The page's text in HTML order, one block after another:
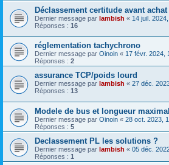
Déclassement certitude avant achat
Dernier message par lambish « 14 juil.
Réponses : 16
réglementation tachychrono
Dernier message par Oinoin « 17 févr. 2024,
Réponses : 2
assurance TCP/poids lourd
Dernier message par lambish « 27 déc.
Réponses : 13
Modele de bus et longueur
Dernier message par Oinoin « 28 oct. 2023,
Réponses : 5
Declassement PL les solutions ?
Dernier message par lambish « 05 déc.
Réponses : 1